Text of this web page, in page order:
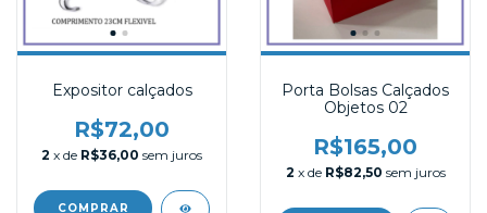
Expositor calçados
R$72,00
2 x de R$36,00 sem juros
Porta Bolsas Calçados
Objetos 02
R$165,00
2 x de R$82,50 sem juros